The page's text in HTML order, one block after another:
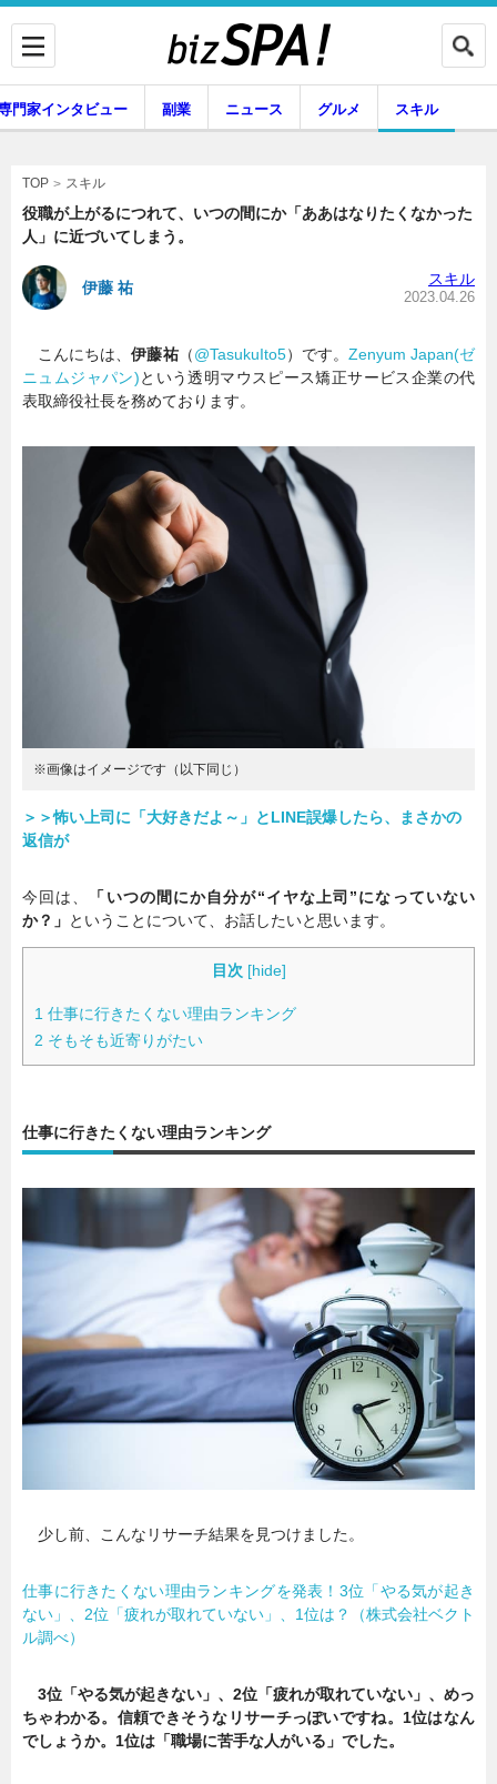
専門家インタビュー
副業 ニュース
グルメ スキル
暮らし エンタメ
門家インタビュー 副業 ニュース グルメ スキル
TOP スキル
役職が上がるにつれて、いつの間にか「ああはなりたくなかった
人」に近づいてしまう。
伊藤 祐 スキル
2023.04.26
こんにちは、伊藤祐（@TasukuIto5）です。 Zenyum Japan(ゼ
ニュムジャパン)という透明マウスピース矯正サービス企業の代
表取締役社長を務めております。
※画像はイメージです（以下同じ）
＞＞怖い上司に「大好きだよ～」とLINE誤爆したら、まさかの
返信が
今回は、
「いつの間にか自分が“イヤな上司”になっていない
か？」 ということについて、お話したいと思います。
目次 [hide]
1 仕事に行きたくない理由ランキング
2 そもそも近寄りがたい
仕事に行きたくない理由ランキング
少し前、こんなリサーチ結果を見つけました。
仕事に行きたくない理由ランキングを発表！3位「やる気が起き
ない」、2位「疲れが取れていない」、1位は？（株式会社ベクト
ル調べ）
3位「やる気が起きない」、2位「疲れが取れていない」、めっ
ちゃわかる。信頼できそうなリサーチっぽいですね。1位はなん
でしょうか。1位は「職場に苦手な人がいる」でした。